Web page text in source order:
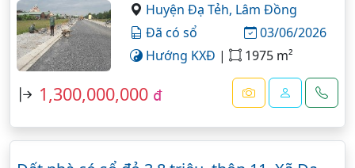
Huyện Đạ Tẻh, Lâm Đồng
Đã có sổ
03/06/2026
Hướng KXĐ | 1975 m²
1,300,000,000 đ